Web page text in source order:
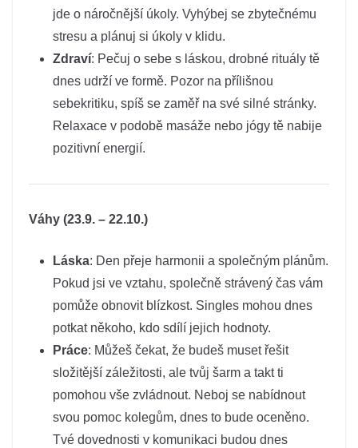
jde o náročnější úkoly. Vyhýbej se zbytečnému
stresu a plánuj si úkoly v klidu.
Zdraví: Pečuj o sebe s láskou, drobné rituály tě
dnes udrží ve formě. Pozor na přílišnou
sebekritiku, spíš se zaměř na své silné stránky.
Relaxace v podobě masáže nebo jógy tě nabije
pozitivní energií.
Váhy (23.9. – 22.10.)
Láska: Den přeje harmonii a společným plánům.
Pokud jsi ve vztahu, společně strávený čas vám
pomůže obnovit blízkost. Singles mohou dnes
potkat někoho, kdo sdílí jejich hodnoty.
Práce: Můžeš čekat, že budeš muset řešit
složitější záležitosti, ale tvůj šarm a takt ti
pomohou vše zvládnout. Neboj se nabídnout
svou pomoc kolegům, dnes to bude oceněno.
Tvé dovednosti v komunikaci budou dnes